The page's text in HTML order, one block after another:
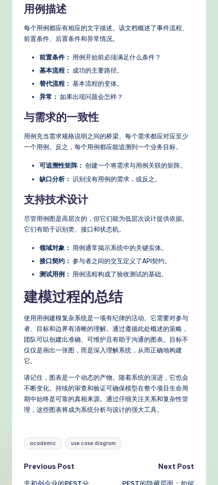
用例描述
每个用例都应有相应的文字描述。该文档概述了事件流程、
前置条件、后置条件和异常情况。
前置条件： 用例开始前必须满足什么条件？
基本流程： 成功的主要路径。
替代流程： 基本流程的变体。
异常： 如果出现问题会怎样？
与需求的一致性
用例充当需求规格说明之间的桥梁。每个需求都应对应至少
一个用例。反之，每个用例都应能追溯到一个业务目标。
可追溯性矩阵： 创建一个将需求与用例关联的矩阵。
缺口分析： 识别没有用例的需求，或反之。
支持技术设计
尽管用例图是高层次的，但它们能为低层次设计提供依据。
它们有助于识别类、接口和状态机。
领域对象： 用例通常揭示系统中的关键实体。
接口契约： 参与者之间的交互定义了API契约。
测试用例： 用例流程构成了验收测试的基础。
建模过程的总结
使用用例建模复杂系统是一项有纪律的活动。它需要对参与
者、目标和边界有清晰的理解。通过遵循此处概述的策略，
团队可以创建出准确、可维护且有助于沟通的图表。目标不
仅仅是画出一张图，而是深入理解系统，从而正确地构建
它。
请记住，图表是一个动态的产物。随着系统的演进，它也会
不断变化。持续的审查和验证可确保模型在整个项目生命周
期中始终是可靠的真相来源。通过仔细关注关系和复杂性管
理，这些图表将成为系统分析与设计的强大工具。
Tags:
academic use case diagram
Post
Previous Post
Next Post